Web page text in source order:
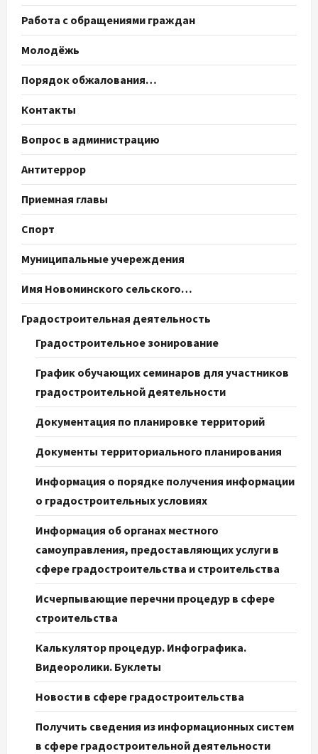
Работа с обращениями граждан
Молодёжь
Порядок обжалования…
Контакты
Вопрос в администрацию
Антитеррор
Приемная главы
Спорт
Муниципальные учереждения
Имя Новоминского сельского…
Градостроительная деятельность
Градостроительное зонирование
График обучающих семинаров для участников
градостроительной деятельности
Документация по планировке территорий
Документы территориального планирования
Информация о порядке получения информации
о градостроительных условиях
Информация об органах местного
самоуправления, предоставляющих услуги в
сфере градостроительства и строительства
Исчерпывающие перечни процедур в сфере
строительства
Калькулятор процедур. Инфографика.
Видеоролики. Буклеты
Новости в сфере градостроительства
Получить сведения из информационных систем
в сфере градостроительной деятельности